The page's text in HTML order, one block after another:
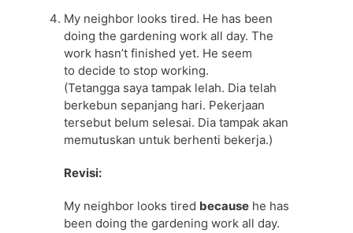
My neighbor looks tired. He has been
doing the gardening work all day. The
work hasn’t finished yet. He seem
to decide to stop working.
(Tetangga saya tampak lelah. Dia telah
berkebun sepanjang hari. Pekerjaan
tersebut belum selesai. Dia tampak akan
memutuskan untuk berhenti bekerja.)
Revisi:
My neighbor looks tired because he has
been doing the gardening work all day.